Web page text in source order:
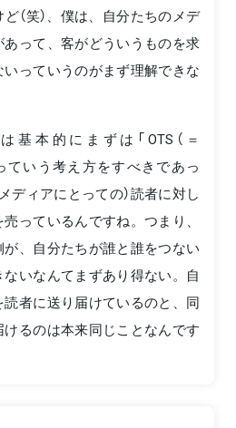
（笑）、僕は、自分たちのメデ
って、客がどういうものを求
っていうのがまず理解できな
基本的にまずは「OTS（＝
ていう考え方をすべきであっ
ディアにとっての）読者に対し
っているんですね。つまり、
、自分たちが誰と誰をつない
いなんてまずあり得ない。自
者に送り届けているのと、同
るのは本来同じことなんです